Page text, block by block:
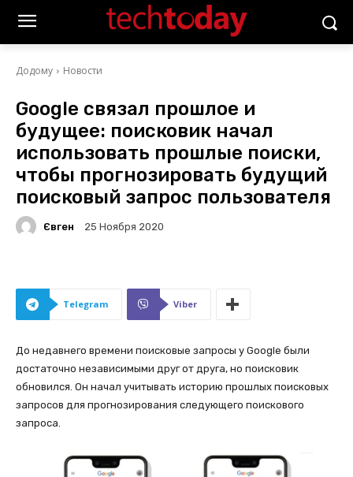
Додому Новости
Google связал прошлое и
будущее: поисковик начал
использовать прошлые поиски,
чтобы прогнозировать будущий
поисковый запрос пользователя
Євген 25 Ноября 2020
Telegram Viber
До недавнего времени поисковые запросы у Google были
достаточно независимыми друг от друга, но поисковик
обновился. Он начал учитывать историю прошлых поисковых
запросов для прогнозирования следующего поискового
запроса.